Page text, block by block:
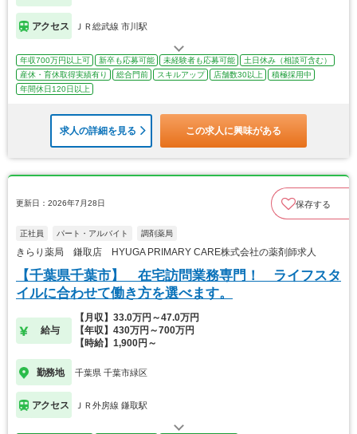
アクセス ＪＲ総武線 市川駅
年収700万円以上可 新卒も応募可能 未経験者も応募可能
土日休み（相談可含む）
産休・育休取得実績有り
総合門前 スキルアップ 店舗数30以上
積極採用中
年間休日120日以上
求人の詳細を見る この求人に興味がある
更新日：2026年7月28日 保存する
正社員 パート・アルバイト 調剤薬局
きらり薬局 鎌取店 HYUGA PRIMARY CARE株式会社の薬剤師求人
【千葉県千葉市】 在宅訪問業務専門！ ライフスタ
イルに合わせて働き方を選べます。
給与
【月収】33.0万円～47.0万円
【年収】430万円～700万円
【時給】1,900円～
勤務地 千葉県 千葉市緑区
アクセス ＪＲ外房線 鎌取駅